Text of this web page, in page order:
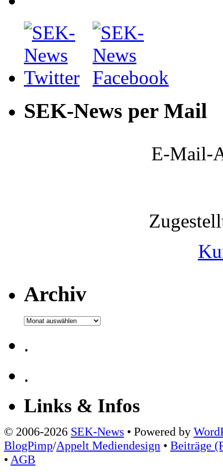
SEK-News per Mail
E-Mail-
Archiv
Archiv
.
.
Links & Infos
© 2006-2026 SEK-News • Powered by
BlogPimp/Appelt Mediendesign • Beiträge
• AGB